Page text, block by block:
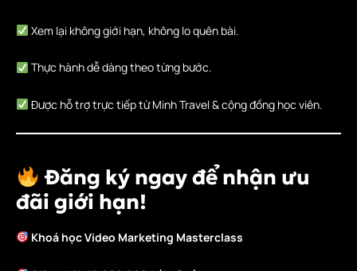
Xem lại không giới hạn, không lo quên bài.
Thực hành dễ dàng theo từng bước.
Được hỗ trợ trực tiếp từ Minh Travel & cộng đồng học viên.
Đăng ký ngay để nhận ưu
đãi giới hạn!
Khoá học Video Marketing Masterclass